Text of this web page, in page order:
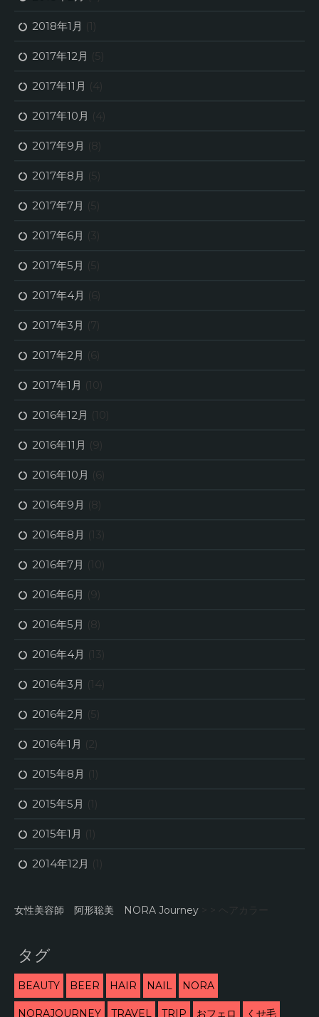
2018年1月 (1)
2017年12月 (5)
2017年11月 (4)
2017年10月 (4)
2017年9月 (8)
2017年8月 (5)
2017年7月 (5)
2017年6月 (3)
2017年5月 (5)
2017年4月 (6)
2017年3月 (7)
2017年2月 (6)
2017年1月 (10)
2016年12月 (10)
2016年11月 (9)
2016年10月 (6)
2016年9月 (8)
2016年8月 (13)
2016年7月 (10)
2016年6月 (9)
2016年5月 (8)
2016年4月 (13)
2016年3月 (14)
2016年2月 (5)
2016年1月 (2)
2015年8月 (1)
2015年5月 (1)
2015年1月 (1)
2014年12月 (1)
女性美容師 阿形聡美 NORA Journey > > ヘアカラー
タグ
BEAUTY BEER HAIR NAIL NORA
NORAJOURNEY TRAVEL TRIP おフェロ くせ毛